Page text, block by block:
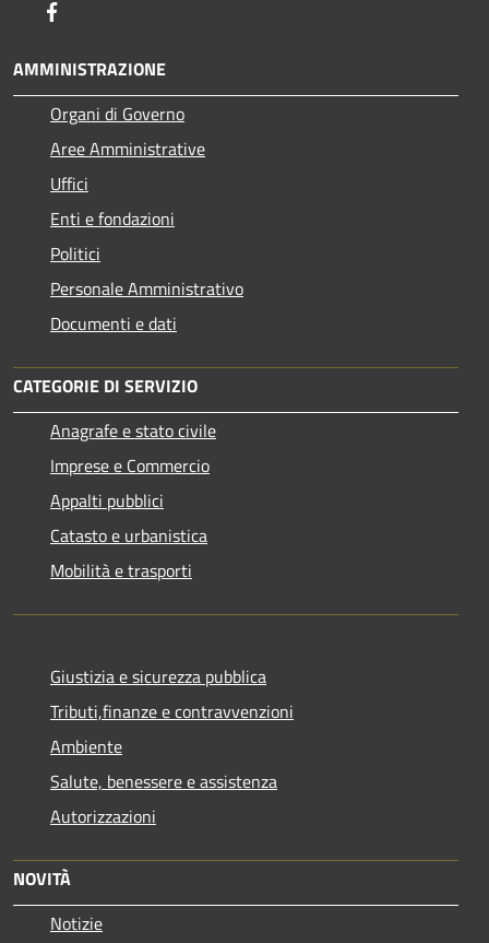
AMMINISTRAZIONE
Organi di Governo
Aree Amministrative
Uffici
Enti e fondazioni
Politici
Personale Amministrativo
Documenti e dati
CATEGORIE DI SERVIZIO
Anagrafe e stato civile
Imprese e Commercio
Appalti pubblici
Catasto e urbanistica
Mobilità e trasporti
Giustizia e sicurezza pubblica
Tributi,finanze e contravvenzioni
Ambiente
Salute, benessere e assistenza
Autorizzazioni
NOVITÀ
Notizie